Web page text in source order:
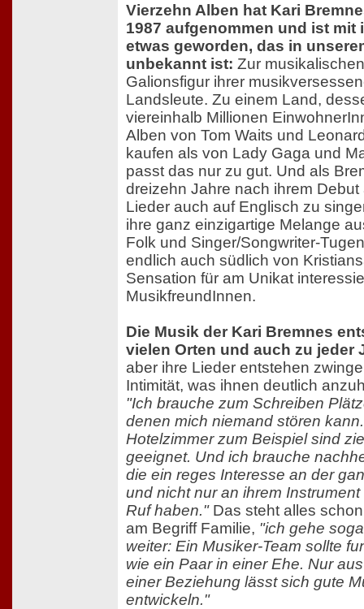
Vierzehn Alben hat Kari
1987 aufgenommen und ist mit
etwas geworden, das in
unbekannt ist: Zur musikalischen
Galionsfigur ihrer
Landsleute. Zu einem Land,
viereinhalb Millionen
Alben von Tom Waits und
kaufen als von Lady Gaga und
passt das nur zu gut. Und als
dreizehn Jahre nach ihrem Debut
Lieder auch auf Englisch zu
ihre ganz einzigartige Melange
Folk und Singer/Songwriter-
endlich auch südlich von
Sensation für am Unikat
MusikfreundInnen.
Die Musik der Kari Bremnes
vielen Orten und auch zu jeder
aber ihre Lieder entstehen
Intimität, was ihnen deutlich
"Ich brauche zum Schreiben
denen mich niemand stören kann.
Hotelzimmer zum Beispiel sind
geeignet. Und ich brauche
die ein reges Interesse an der
und nicht nur an ihrem
Ruf haben."Das steht alles
am Begriff Familie, "ich gehe
weiter: Ein Musiker-Team sollte
wie ein Paar in einer Ehe. Nur
einer Beziehung lässt sich gute
entwickeln."